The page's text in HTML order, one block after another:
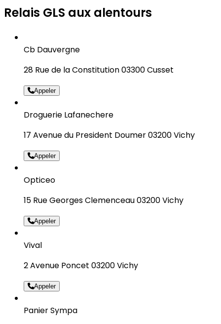
Relais GLS aux alentours
Cb Dauvergne
28 Rue de la Constitution 03300 Cusset
Appeler
Droguerie Lafanechere
17 Avenue du President Doumer 03200 Vichy
Appeler
Opticeo
15 Rue Georges Clemenceau 03200 Vichy
Appeler
Vival
2 Avenue Poncet 03200 Vichy
Appeler
Panier Sympa